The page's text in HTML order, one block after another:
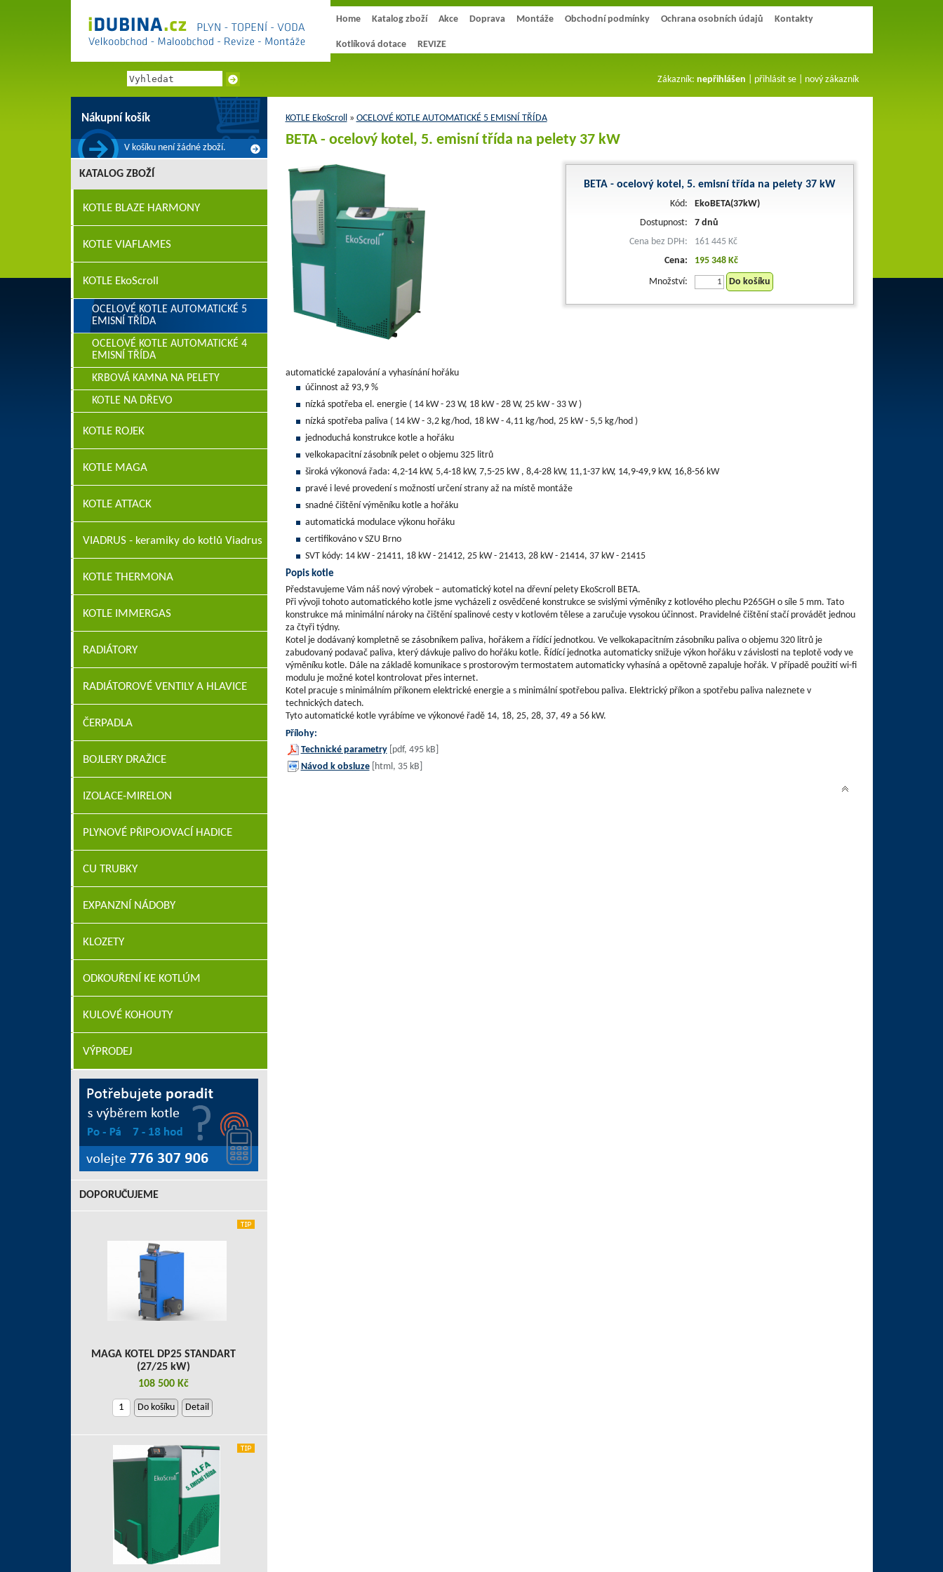
Home Katalog zboží Akce Doprava Montáže Obchodní podmínky Ochrana osobních údajů Kontakty
Kotlíková dotace REVIZE
Zákazník: nepřihlášen přihlásit se| nový zákazník
KOTLE EkoScroll» OCELOVÉ KOTLE AUTOMATICKÉ 5 EMISNÍ TŘÍDA
BETA - ocelový kotel, 5. emisní třída na pelety 37 kW
BETA - ocelový kotel, 5. emisní třída na pelety 37 kW
Kód:
EkoBETA(37kW)
Dostupnost:
7 dnů
Cena bez DPH:
161 445 Kč
Cena:
195 348 Kč
Množství:
Do košíku
automatické zapalování a vyhasínání hořáku
účinnost až 93,9 %
nízká spotřeba el. energie ( 14 kW - 23 W, 18 kW - 28 W, 25 kW - 33 W )
nízká spotřeba paliva ( 14 kW - 3,2 kg/hod, 18 kW - 4,11 kg/hod, 25 kW - 5,5 kg/hod )
jednoduchá konstrukce kotle a hořáku
velkokapacitní zásobník pelet o objemu 325 litrů
široká výkonová řada: 4,2-14 kW, 5,4-18 kW, 7,5-25 kW , 8,4-28 kW, 11,1-37 kW, 14,9-49,9 kW, 16,8-56 kW
pravé i levé provedení s možností určení strany až na místě montáže
snadné čištění výměníku kotle a hořáku
automatická modulace výkonu hořáku
certifikováno v SZU Brno
SVT kódy: 14 kW - 21411, 18 kW - 21412, 25 kW - 21413, 28 kW - 21414, 37 kW - 21415
Popis kotle
Představujeme Vám náš nový výrobek – automatický kotel na dřevní pelety EkoScroll BETA.
Při vývoji tohoto automatického kotle jsme vycházeli z osvědčené konstrukce se svislými výměníky z kotlového plechu P265GH o síle 5 mm. Tato
konstrukce má minimální nároky na čištění spalinové cesty v kotlovém tělese a zaručuje vysokou účinnost. Pravidelné čištění stačí provádět jednou
za čtyři týdny.
Kotel je dodávaný kompletně se zásobníkem paliva, hořákem a řídící jednotkou. Ve velkokapacitním zásobníku paliva o objemu 320 litrů je
zabudovaný podavač paliva, který dávkuje palivo do hořáku kotle. Řídící jednotka automaticky snižuje výkon hořáku v závislosti na teplotě vody ve
výměníku kotle. Dále na základě komunikace s prostorovým termostatem automaticky vyhasíná a opětovně zapaluje hořák. V případě použití wi-fi
modulu je možné kotel kontrolovat přes internet.
Kotel pracuje s minimálním příkonem elektrické energie a s minimální spotřebou paliva. Elektrický příkon a spotřebu paliva naleznete v
technických datech.
Tyto automatické kotle vyrábíme ve výkonové řadě 14, 18, 25, 28, 37, 49 a 56 kW.
Přílohy:
Technické parametry[pdf, 495 kB]
Návod k obsluze[html, 35 kB]
Nákupní košík
V košíku není žádné zboží.
KATALOG ZBOŽÍ
KOTLE BLAZE HARMONY
KOTLE VIAFLAMES
KOTLE EkoScroll
OCELOVÉ KOTLE AUTOMATICKÉ 5
EMISNÍ TŘÍDA
OCELOVÉ KOTLE AUTOMATICKÉ 4
EMISNÍ TŘÍDA
KRBOVÁ KAMNA NA PELETY
KOTLE NA DŘEVO
KOTLE ROJEK
KOTLE MAGA
KOTLE ATTACK
VIADRUS - keramiky do kotlů Viadrus
KOTLE THERMONA
KOTLE IMMERGAS
RADIÁTORY
RADIÁTOROVÉ VENTILY A HLAVICE
ČERPADLA
BOJLERY DRAŽICE
IZOLACE-MIRELON
PLYNOVÉ PŘIPOJOVACÍ HADICE
CU TRUBKY
EXPANZNÍ NÁDOBY
KLOZETY
ODKOUŘENÍ KE KOTLÚM
KULOVÉ KOHOUTY
VÝPRODEJ
DOPORUČUJEME
MAGA KOTEL DP25 STANDART
(27/25 kW)
108 500 Kč
Do košíku Detail